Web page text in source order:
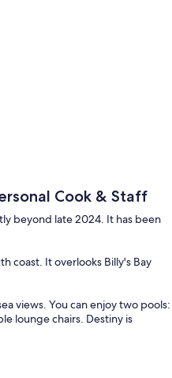
Cook & Staff
beyond late 2024. It has been
coast. It overlooks Billy's Bay
views. You can enjoy two pools:
lounge chairs. Destiny is